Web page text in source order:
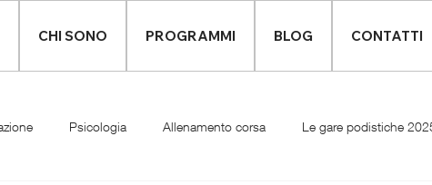
CHI SONO PROGRAMMI BLOG CONTATTI
Psicologia Allenamento corsa Le gare podistiche